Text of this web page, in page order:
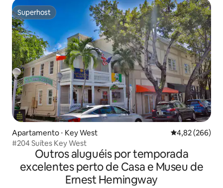
Superhost
Superhost
Apartamento ⋅ Key West 4,82 de uma
4,82 (266)
#204 Suítes Key West
Outros aluguéis por temporada
excelentes perto de Casa e Museu de
Ernest Hemingway